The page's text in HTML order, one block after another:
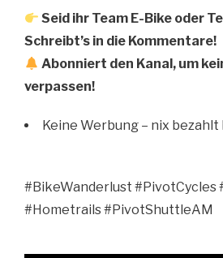
Seid ihr Team E-Bike oder
Schreibt’s in die Kommentare!
Abonniert den Kanal, um
verpassen!
Keine Werbung – nix
#BikeWanderlust #PivotCycles
#Hometrails #PivotShuttleAM